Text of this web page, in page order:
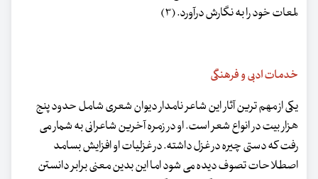
لمعات خود را به نگارش درآورد. (۳)
خدمات ادبی و فرهنگی
یکی از مهم ترین آثار این شاعر نامدار دیوان شعری شامل حدود پنج
هزار بیت در انواع شعر است. او در زمره آخرین شاعرانی به شمار می
رفت که دستی چیره در غزل داشته. در غزلیات او افزایش بسامد
اصطلاحات تصوف دیده می شود اما این بدین معنی برابر دانستن